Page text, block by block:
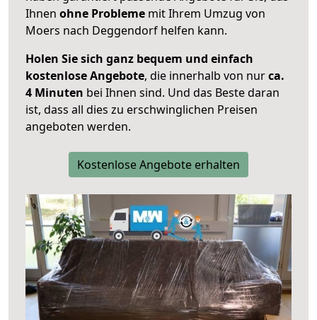
Ihnen ohne Probleme mit Ihrem Umzug von
Moers nach Deggendorf helfen kann.
Holen Sie sich ganz bequem und einfach
kostenlose Angebote, die innerhalb von nurca.
4 Minuten bei Ihnen sind. Und das Beste daran
ist, dass all dies zu erschwinglichen Preisen
angeboten werden.
Kostenlose Angebote erhalten